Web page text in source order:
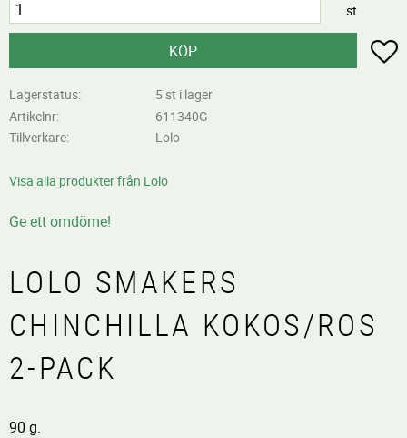
st
KÖP
Lagerstatus
5 st i lager
Artikelnr
611340G
Tillverkare
Lolo
Visa alla produkter från Lolo
Ge ett omdöme!
LOLO SMAKERS
CHINCHILLA KOKOS/ROS
2-PACK
90 g.